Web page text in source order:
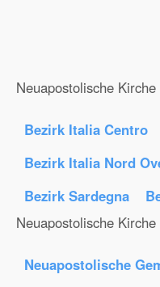
Neuapostolische
Bezirk Italia Centro
Bezirk Italia Nord
Bezirk Sardegna
Neuapostolische
Neuapostolische